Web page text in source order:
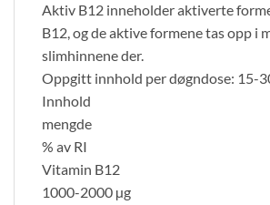
Aktiv B12 inneholder aktiverte
B12, og de aktive formene tas opp i
slimhinnene der.
Oppgitt innhold per døgndose: 15-
Innhold
mengde
% av RI
Vitamin B12
1000-2000 µg